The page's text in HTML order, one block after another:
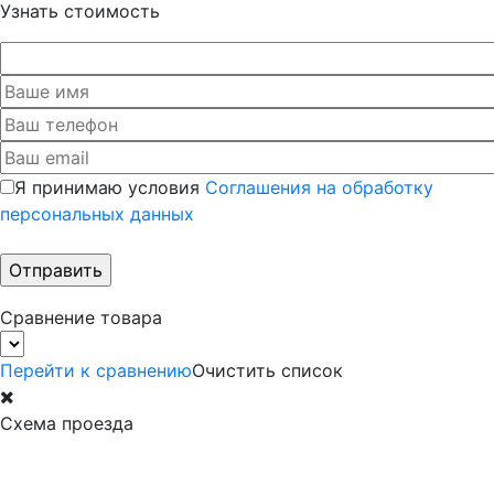
Узнать стоимость
Я принимаю условия Соглашения на обработку
персональных данных
Сравнение товара
Перейти к сравнениюОчистить список
Схема проезда